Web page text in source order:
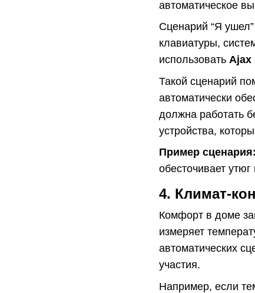
автоматическое
Сценарий “Я
клавиатуры,
использовать Ajax
Такой сценарий
автоматически
должна работать
устройства,
Пример сценария:
обесточивает
4. Климат-
Комфорт в доме
измеряет
автоматических
участия.
Например, если